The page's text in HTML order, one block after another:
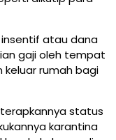
atau dana
gaji oleh tempat
keluar rumah bagi
status
karantina